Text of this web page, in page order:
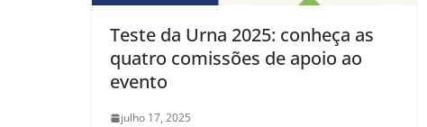
Teste da Urna 2025: conheça as
quatro comissões de apoio ao
evento
julho 17, 2025